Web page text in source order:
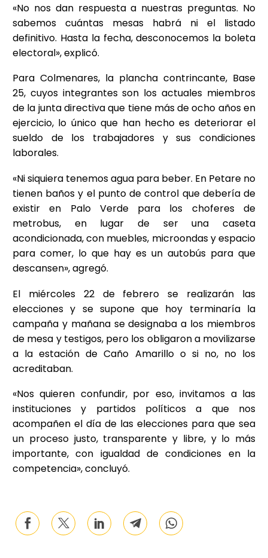
«No nos dan respuesta a nuestras preguntas. No
sabemos cuántas mesas habrá ni el listado
definitivo. Hasta la fecha, desconocemos la boleta
electoral», explicó.
Para Colmenares, la plancha contrincante, Base
25, cuyos integrantes son los actuales miembros
de la junta directiva que tiene más de ocho años en
ejercicio, lo único que han hecho es deteriorar el
sueldo de los trabajadores y sus condiciones
laborales.
«Ni siquiera tenemos agua para beber. En Petare no
tienen baños y el punto de control que debería de
existir en Palo Verde para los choferes de
metrobus, en lugar de ser una caseta
acondicionada, con muebles, microondas y espacio
para comer, lo que hay es un autobús para que
descansen», agregó.
El miércoles 22 de febrero se realizarán las
elecciones y se supone que hoy terminaría la
campaña y mañana se designaba a los miembros
de mesa y testigos, pero los obligaron a movilizarse
a la estación de Caño Amarillo o si no, no los
acreditaban.
«Nos quieren confundir, por eso, invitamos a las
instituciones y partidos políticos a que nos
acompañen el día de las elecciones para que sea
un proceso justo, transparente y libre, y lo más
importante, con igualdad de condiciones en la
competencia», concluyó.